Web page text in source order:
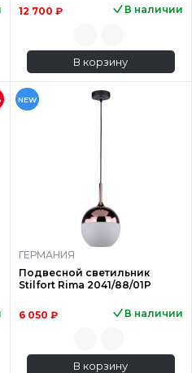
12 700 ₽ В наличии
В корзину
NEW
ГЕРМАНИЯ
Подвесной светильник
Stilfort Rima 2041/88/01P
6 050 ₽ В наличии
В корзину